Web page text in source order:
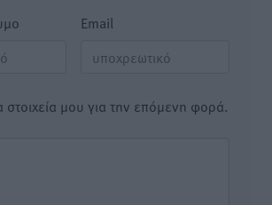
Email
μου για την επόμενη φορά.